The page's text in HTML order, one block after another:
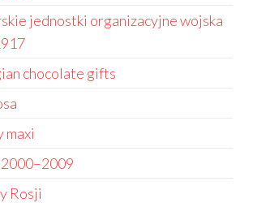
jednostki organizacyjne wojska
chocolate gifts
maxi
Rosji